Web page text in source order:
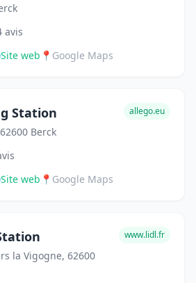
avis
Site web 📍 Google Maps
Station
Berck
allego.eu
Site web 📍 Google Maps
la Vigogne, 62600
www.lidl.fr